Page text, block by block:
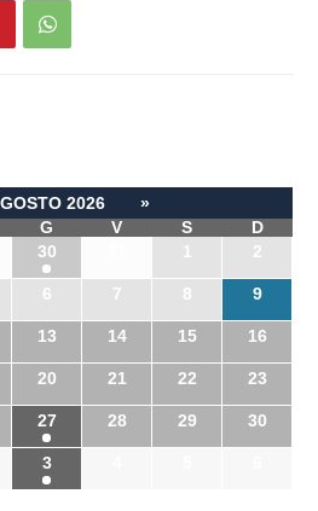
2026
»
G V S
D
30 1 2
6 7 8 9
13 14 15 16
20 21 22 23
27 28 29 30
3